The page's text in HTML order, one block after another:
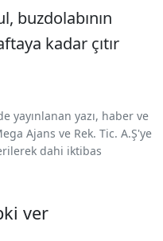
buzdolabının
kadar çıtır
yayınlanan yazı, haber ve
Ajans ve Rek. Tic. A.Ş'ye
dahi iktibas
ver